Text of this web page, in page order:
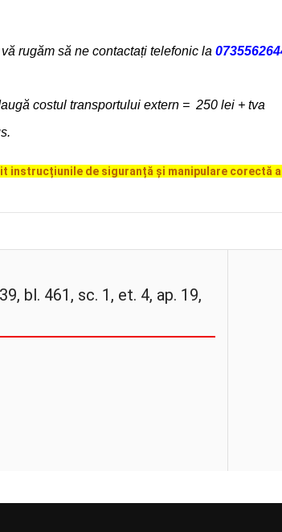
vă rugăm să ne contactați telefonic la
costul transportului extern = 250 lei + tva
instrucțiunile de siguranță și manipulare corectă
bl. 461, sc. 1, et. 4, ap. 19,